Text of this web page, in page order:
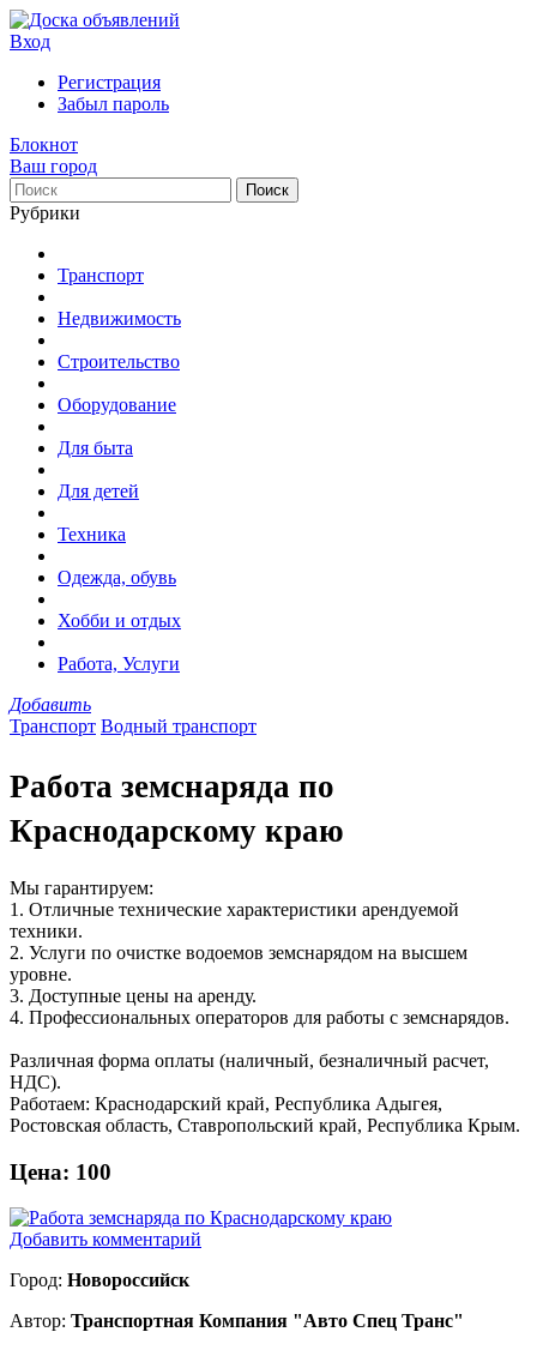
Вход
Регистрация
Забыл пароль
Блокнот
Ваш город
Поиск
Рубрики
Транспорт
Недвижимость
Строительство
Оборудование
Для быта
Для детей
Техника
Одежда, обувь
Хобби и отдых
Работа, Услуги
Добавить
Транспорт Водный транспорт
Работа земснаряда по
Краснодарскому краю
Мы гарантируем:
1. Отличные технические характеристики арендуемой
техники.
2. Услуги по очистке водоемов земснарядом на высшем
уровне.
3. Доступные цены на аренду.
4. Профессиональных операторов для работы с земснарядов.
Различная форма оплаты (наличный, безналичный расчет,
НДС).
Работаем: Краснодарский край, Республика Адыгея,
Ростовская область, Ставропольский край, Республика Крым.
Цена: 100
Добавить комментарий
Город: Новороссийск
Автор: Транспортная Компания "Авто Спец Транс"